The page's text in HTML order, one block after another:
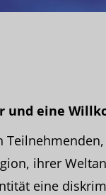
und eine
ihrer
eine